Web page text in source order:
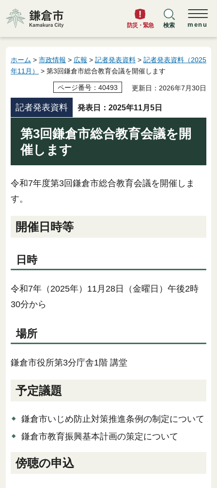
鎌倉市
防災・緊急 検索 menu
ホーム > 市政情報 > 広報 > 記者発表資料 > 記者発表資料（2025
年11月）
> 第3回鎌倉市総合教育会議を開催します
ページ番号：40493 更新日：2026年7月30日
記者発表資料 発表日：2025年11月5日
第3回鎌倉市総合教育会議を開
催します
令和7年度第3回鎌倉市総合教育会議を開催しま
す。
開催日時等
日時
令和7年（2025年）11月28日（金曜日）午後2時
30分から
場所
鎌倉市役所第3分庁舎1階 講堂
予定議題
鎌倉市いじめ防止対策推進条例の制定について
鎌倉市教育振興基本計画の策定について
傍聴の申込